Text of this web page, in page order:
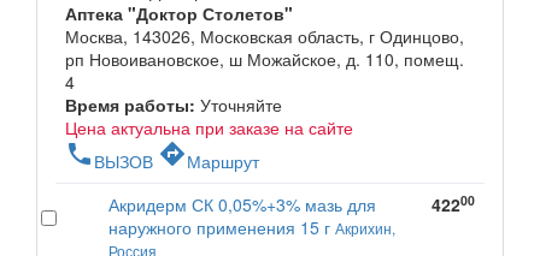
Аптека "Доктор Столетов"
Москва, 143026, Московская область, г Одинцово,
рп Новоивановское, ш Можайское, д. 110, помещ.
4
Время работы: Уточняйте
Цена актуальна при заказе на сайте
phone ВЫЗОВ directionsМаршрут
Акридерм СК 0,05%+3% мазь для
наружного применения 15 г Акрихин,
Россия
42200